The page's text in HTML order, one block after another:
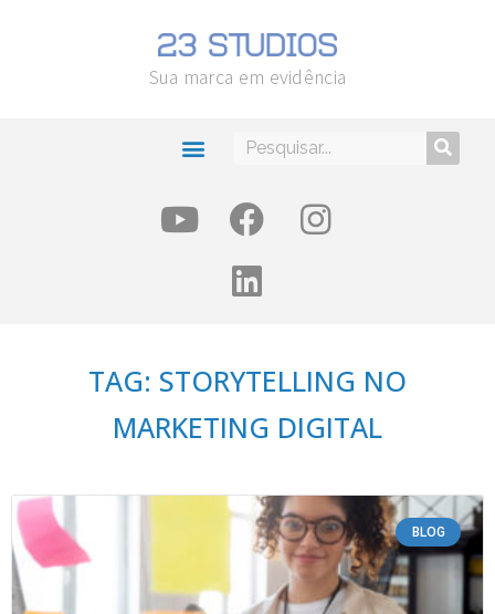
Sua marca em evidência
TAG: STORYTELLING NO
MARKETING DIGITAL
BLOG